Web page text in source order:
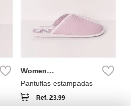
Women
Pantuflas estampadas
Ref.23.99